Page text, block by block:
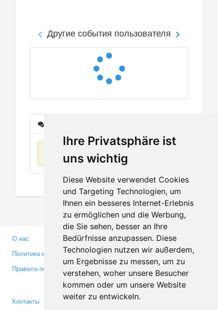
Ihre Privatsphäre ist
uns wichtig
Diese Website verwendet Cookies
und Targeting Technologien, um
Ihnen ein besseres Internet-Erlebnis
zu ermöglichen und die Werbung,
die Sie sehen, besser an Ihre
Bedürfnisse anzupassen. Diese
Technologien nutzen wir außerdem,
um Ergebnisse zu messen, um zu
verstehen, woher unsere Besucher
kommen oder um unsere Website
weiter zu entwickeln.
Другие события пользователя
О нас
Политика конфиденциальности
Правила пользования
Партнерам
Инвесторам
Медиа
Контакты
Facebook